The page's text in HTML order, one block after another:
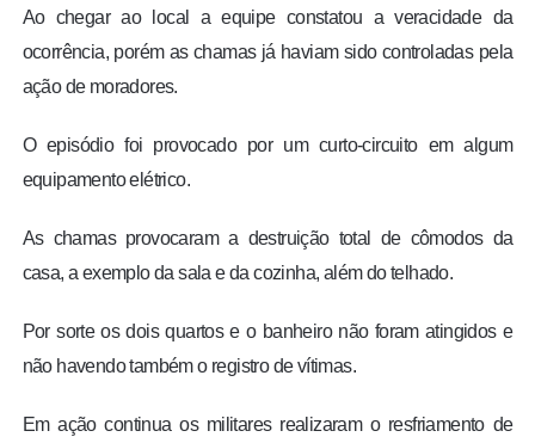
Ao chegar ao local a equipe constatou a veracidade da
ocorrência, porém as chamas já haviam sido controladas pela
ação de moradores.
O episódio foi provocado por um curto-circuito em algum
equipamento elétrico.
As chamas provocaram a destruição total de cômodos da
casa, a exemplo da sala e da cozinha, além do telhado.
Por sorte os dois quartos e o banheiro não foram atingidos e
não havendo também o registro de vítimas.
Em ação continua os militares realizaram o resfriamento de